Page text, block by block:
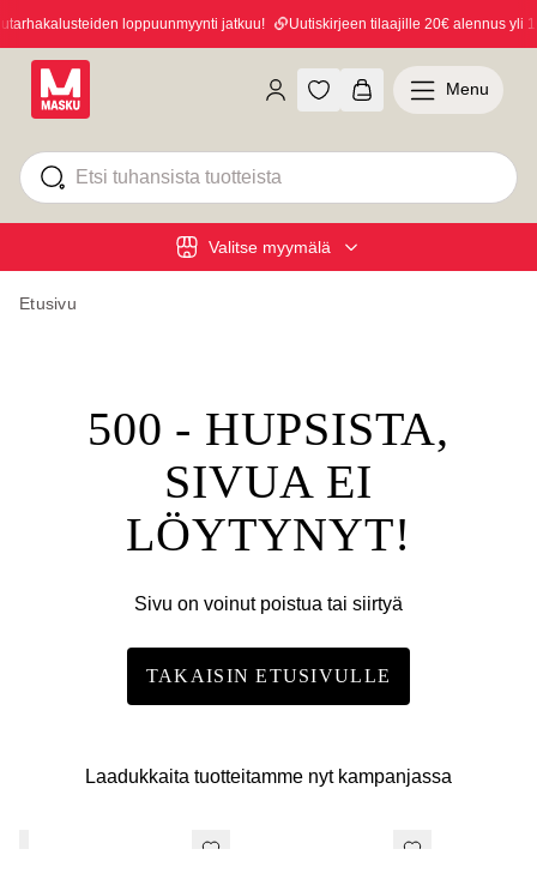
loppuunmyynti jatkuu! Uutiskirjeen tilaajille 20€ alennus yli
Valitse myymälä
Menu
Etusivu
500 - HUPSISTA,
SIVUA EI
LÖYTYNYT!
Sivu on voinut poistua tai siirtyä
TAKAISIN ETUSIVULLE
Laadukkaita tuotteitamme nyt kampanjassa